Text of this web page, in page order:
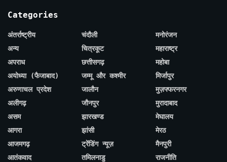
Categories
अंतर्राष्ट्रीय
अन्य
अपराध
अयोध्या (फैजाबाद)
अरुणाचल प्रदेश
अलीगढ़
असम
आगरा
आजमगढ़
आतंकवाद
चंदौली
चित्रकूट
छत्तीसगढ़
जम्मू और कश्मीर
जालौन
जौनपुर
झारखण्ड
झांसी
ट्रेंडिंग न्यूज़
तमिलनाडु
मनोरंजन
महाराष्ट्र
महोबा
मिर्जापुर
मुज़फ्फरनगर
मुरादाबाद
मेघालय
मेरठ
मैनपुरी
राजनीति